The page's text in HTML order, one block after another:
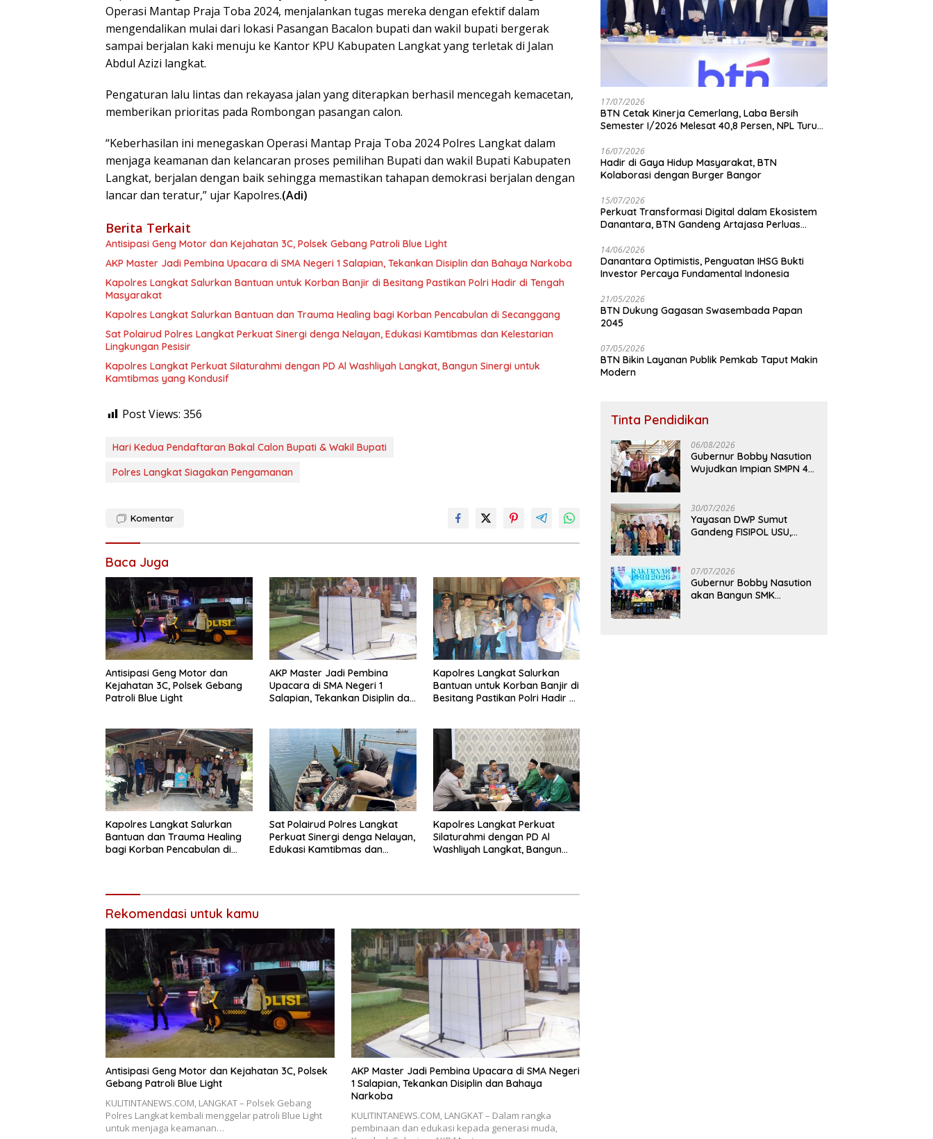
Operasi Mantap Praja Toba 2024, menjalankan tugas mereka dengan efektif dalam
mengendalikan mulai dari lokasi Pasangan Bacalon bupati dan wakil bupati bergerak
sampai berjalan kaki menuju ke Kantor KPU Kabupaten Langkat yang terletak di Jalan
Abdul Azizi langkat.
Pengaturan lalu lintas dan rekayasa jalan yang diterapkan berhasil mencegah kemacetan,
memberikan prioritas pada Rombongan pasangan calon.
“Keberhasilan ini menegaskan Operasi Mantap Praja Toba 2024 Polres Langkat dalam
menjaga keamanan dan kelancaran proses pemilihan Bupati dan wakil Bupati Kabupaten
Langkat, berjalan dengan baik sehingga memastikan tahapan demokrasi berjalan dengan
lancar dan teratur,” ujar Kapolres.(Adi)
Berita Terkait
Antisipasi Geng Motor dan Kejahatan 3C, Polsek Gebang Patroli Blue Light
AKP Master Jadi Pembina Upacara di SMA Negeri 1 Salapian, Tekankan Disiplin dan Bahaya Narkoba
Kapolres Langkat Salurkan Bantuan untuk Korban Banjir di Besitang Pastikan Polri Hadir di Tengah
Masyarakat
Kapolres Langkat Salurkan Bantuan dan Trauma Healing bagi Korban Pencabulan di Secanggang
Sat Polairud Polres Langkat Perkuat Sinergi denga Nelayan, Edukasi Kamtibmas dan Kelestarian
Lingkungan Pesisir
Kapolres Langkat Perkuat Silaturahmi dengan PD Al Washliyah Langkat, Bangun Sinergi untuk
Kamtibmas yang Kondusif
Post Views: 356
Hari Kedua Pendaftaran Bakal Calon Bupati & Wakil Bupati
Polres Langkat Siagakan Pengamanan
Komentar
Baca Juga
Antisipasi Geng Motor dan
Kejahatan 3C, Polsek Gebang
Patroli Blue Light
AKP Master Jadi Pembina
Upacara di SMA Negeri 1
Salapian, Tekankan Disiplin dan
Kapolres Langkat Salurkan
Bantuan untuk Korban Banjir di
Besitang Pastikan Polri Hadir di
Kapolres Langkat Salurkan
Bantuan dan Trauma Healing
bagi Korban Pencabulan di
Sat Polairud Polres Langkat
Perkuat Sinergi denga Nelayan,
Edukasi Kamtibmas dan
Kapolres Langkat Perkuat
Silaturahmi dengan PD Al
Washliyah Langkat, Bangun
Rekomendasi untuk kamu
Antisipasi Geng Motor dan Kejahatan 3C, Polsek
Gebang Patroli Blue Light
KULITINTANEWS.COM, LANGKAT – Polsek Gebang
Polres Langkat kembali menggelar patroli Blue Light
untuk menjaga keamanan…
AKP Master Jadi Pembina Upacara di SMA Negeri
1 Salapian, Tekankan Disiplin dan Bahaya
Narkoba
KULITINTANEWS.COM, LANGKAT – Dalam rangka
pembinaan dan edukasi kepada generasi muda,
17/07/2026
BTN Cetak Kinerja Cemerlang, Laba Bersih
Semester I/2026 Melesat 40,8 Persen, NPL Turun
16/07/2026
Hadir di Gaya Hidup Masyarakat, BTN
Kolaborasi dengan Burger Bangor
15/07/2026
Perkuat Transformasi Digital dalam Ekosistem
Danantara, BTN Gandeng Artajasa Perluas
14/06/2026
Danantara Optimistis, Penguatan IHSG Bukti
Investor Percaya Fundamental Indonesia
21/05/2026
BTN Dukung Gagasan Swasembada Papan
2045
07/05/2026
BTN Bikin Layanan Publik Pemkab Taput Makin
Modern
Tinta Pendidikan
06/08/2026
Gubernur Bobby Nasution
Wujudkan Impian SMPN 4
30/07/2026
Yayasan DWP Sumut
Gandeng FISIPOL USU,
Pendidikan
07/07/2026
Gubernur Bobby Nasution
akan Bangun SMK